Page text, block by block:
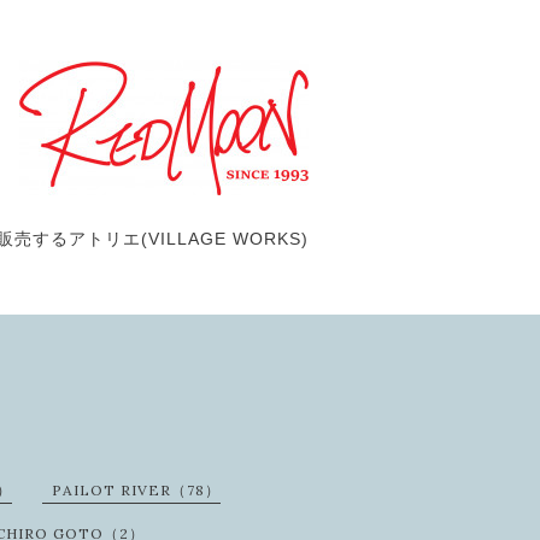
売するアトリエ(VILLAGE WORKS)
PAILOT RIVER（78）
GOTO（2）